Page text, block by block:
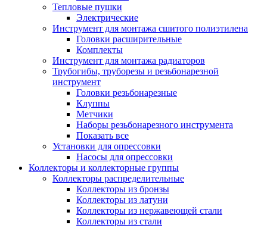
Тепловые пушки
Электрические
Инструмент для монтажа сшитого полиэтилена
Головки расширительные
Комплекты
Инструмент для монтажа радиаторов
Трубогибы, труборезы и резьбонарезной
инструмент
Головки резьбонарезные
Клуппы
Метчики
Наборы резьбонарезного инструмента
Показать все
Установки для опрессовки
Насосы для опрессовки
Коллекторы и коллекторные группы
Коллекторы распределительные
Коллекторы из бронзы
Коллекторы из латуни
Коллекторы из нержавеющей стали
Коллекторы из стали